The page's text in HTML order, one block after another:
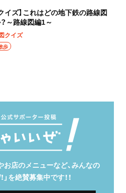
イズ】これはどの地下鉄の路線図
～路線図編1～
クイズ
歩
店のメニューなど、みんなの
」を絶賛募集中です！！